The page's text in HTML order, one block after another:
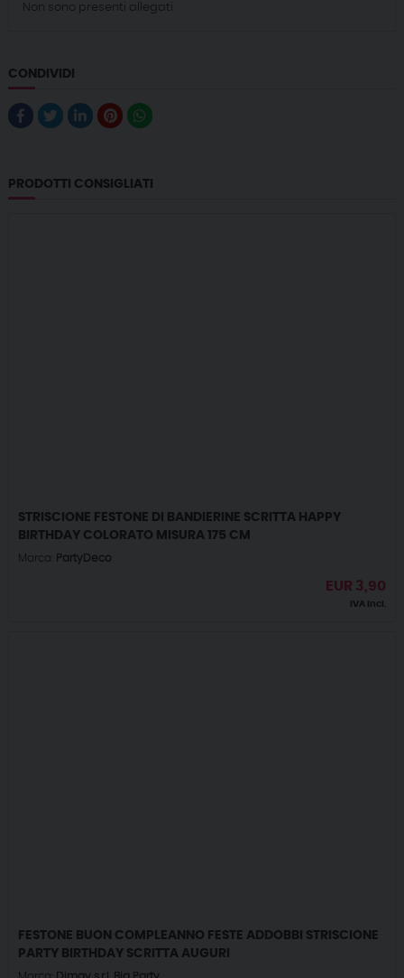
Non sono presenti allegati
CONDIVIDI
PRODOTTI CONSIGLIATI
STRISCIONE FESTONE DI BANDIERINE SCRITTA HAPPY
BIRTHDAY COLORATO MISURA 175 CM
Marca: PartyDeco
EUR 3,90
IVA incl.
FESTONE BUON COMPLEANNO FESTE ADDOBBI STRISCIONE
PARTY BIRTHDAY SCRITTA AUGURI